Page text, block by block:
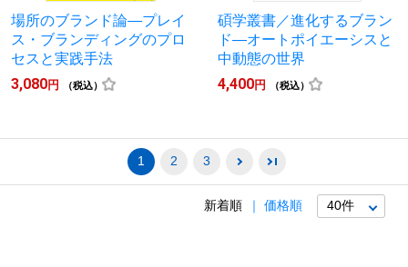
場所のブランド論―プレイ
ス・ブランディングのプロ
セスと実践手法
3,080円 （税込）
碩学叢書／進化するブラン
ド―オートポイエーシスと
中動態の世界
4,400円 （税込）
1 2 3
新着順 価格順